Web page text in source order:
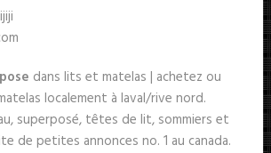
dans lits et matelas | achetez ou
localement à laval/rive nord.
superposé, têtes de lit, sommiers et
de petites annonces no. 1 au canada.